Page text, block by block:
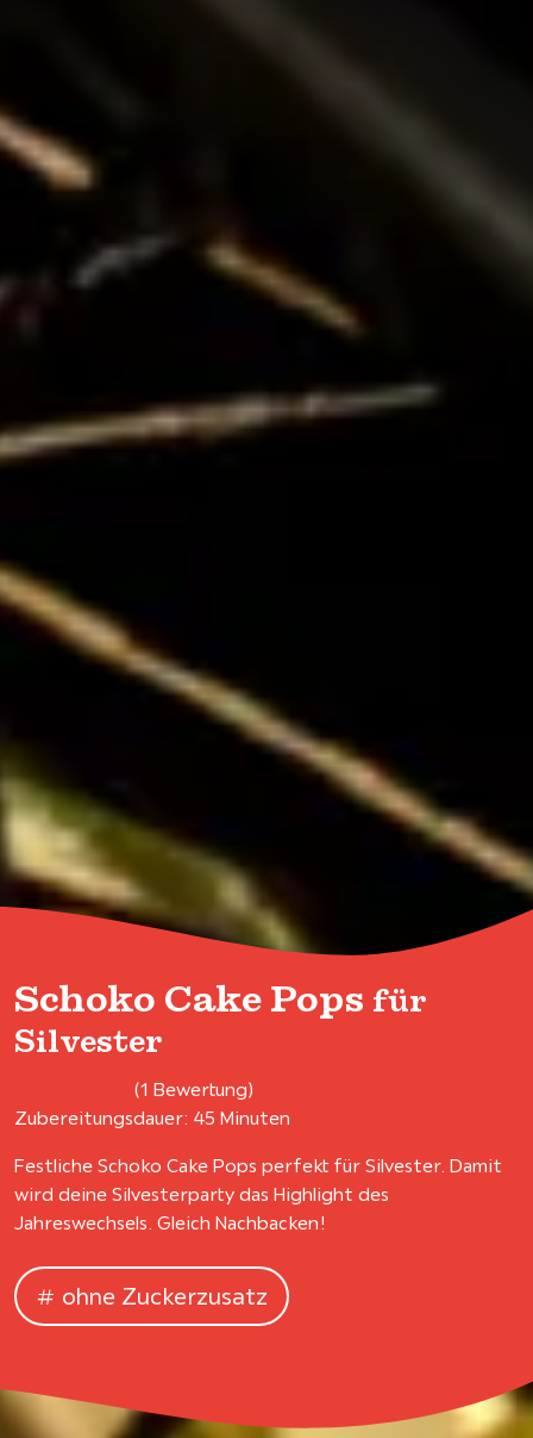
Schoko Cake Pops für
Silvester
(1 Bewertung)
Zubereitungsdauer: 45 Minuten
Festliche Schoko Cake Pops perfekt für Silvester. Damit
wird deine Silvesterparty das Highlight des
Jahreswechsels. Gleich Nachbacken!
ohne Zuckerzusatz